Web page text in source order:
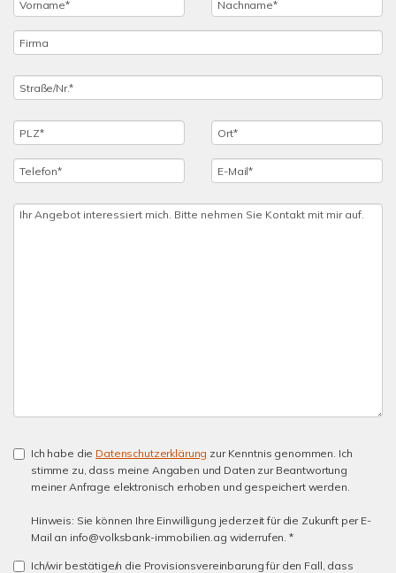
Ich habe die Datenschutzerklärung zur Kenntnis genommen. Ich
stimme zu, dass meine Angaben und Daten zur Beantwortung
meiner Anfrage elektronisch erhoben und gespeichert werden.
Hinweis: Sie können Ihre Einwilligung jederzeit für die Zukunft per E-
Mail an info@volksbank-immobilien.ag widerrufen. *
Ich/wir bestätige/n die Provisionsvereinbarung für den Fall, dass